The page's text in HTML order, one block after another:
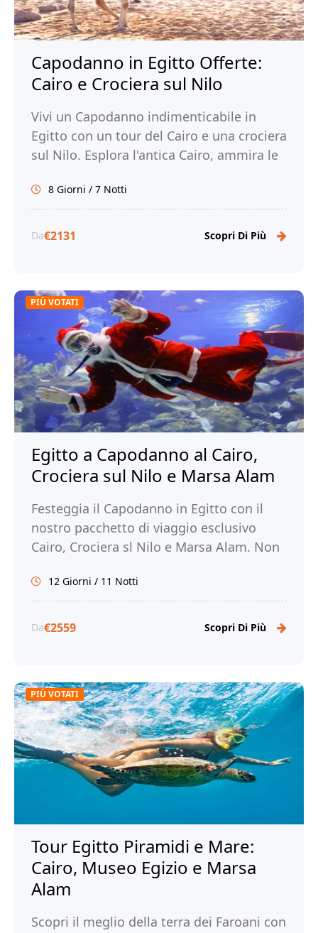
Capodanno in Egitto Offerte:
Cairo e Crociera sul Nilo
Vivi un Capodanno indimenticabile in
Egitto con un tour del Cairo e una crociera
sul Nilo. Esplora l'antica Cairo, ammira le
con Tour Egitto!
8 Giorni / 7 Notti
Da€2131 Scopri Di Più
PIÙ VOTATI
Egitto a Capodanno al Cairo,
Crociera sul Nilo e Marsa Alam
Festeggia il Capodanno in Egitto con il
nostro pacchetto di viaggio esclusivo
Cairo, Crociera sl Nilo e Marsa Alam. Non
12 Giorni / 11 Notti
Da€2559 Scopri Di Più
PIÙ VOTATI
Tour Egitto Piramidi e Mare:
Cairo, Museo Egizio e Marsa
Alam
Scopri il meglio della terra dei Faroani con